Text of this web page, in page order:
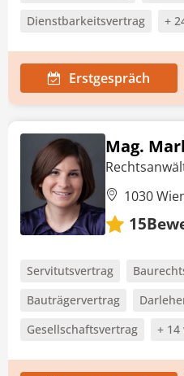
Dienstbarkeitsvertrag
+
Erstgespräch
Mag.
1030
15
Servitutsvertrag
Bauträgervertrag
Gesellschaftsvertrag
+